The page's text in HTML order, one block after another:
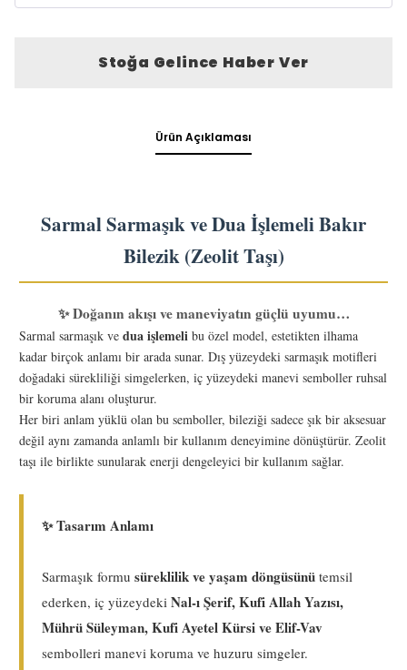
Stoğa Gelince Haber Ver
Ürün Açıklaması
Sarmal Sarmaşık ve Dua İşlemeli Bakır
Bilezik (Zeolit Taşı)
✨ Doğanın akışı ve maneviyatın güçlü uyumu…
Sarmal sarmaşık ve dua işlemeli bu özel model, estetikten ilhama
kadar birçok anlamı bir arada sunar. Dış yüzeydeki sarmaşık motifleri
doğadaki sürekliliği simgelerken, iç yüzeydeki manevi semboller ruhsal
bir koruma alanı oluşturur.
Her biri anlam yüklü olan bu semboller, bileziği sadece şık bir aksesuar
değil aynı zamanda anlamlı bir kullanım deneyimine dönüştürür. Zeolit
taşı ile birlikte sunularak enerji dengeleyici bir kullanım sağlar.
✨ Tasarım Anlamı
Sarmaşık formu süreklilik ve yaşam döngüsünü temsil
ederken, iç yüzeydeki Nal-ı Şerif, Kufi Allah Yazısı,
Mührü Süleyman, Kufi Ayetel Kürsi ve Elif-Vav
sembolleri manevi koruma ve huzuru simgeler.